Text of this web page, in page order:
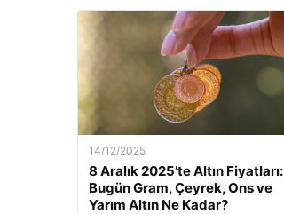
14/12/2025
8 Aralık 2025’te Altın Fiyatları:
Bugün Gram, Çeyrek, Ons ve
Yarım Altın Ne Kadar?